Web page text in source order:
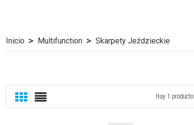
Inicio Multifunction Skarpety Jeździeckie
Hay 1 producto.